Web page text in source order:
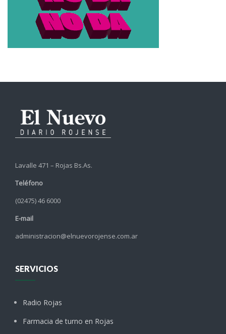
Lavalle 471 – Rojas Bs.As.
Teléfono
(02475) 46 6000
E-mail
administracion@elnuevorojense.com.ar
SERVICIOS
Radio Rojas
Farmacia de turno en Rojas